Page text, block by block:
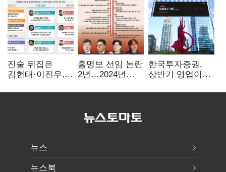
진술 뒤집은
김현태·이진우,
헌신"…법정서
홍명보 선임 논란
2년…2024년
압색까지
한국투자증권,
상반기 영업이익
전년비 89.1%↑
뉴스
뉴스북